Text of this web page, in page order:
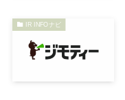
IR INFOナビ